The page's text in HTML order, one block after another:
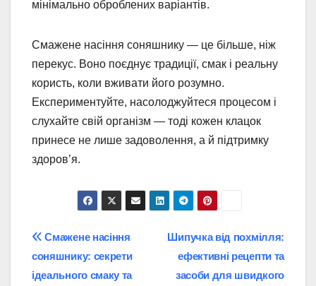
мінімально оброблених варіантів.
Смажене насіння соняшнику — це більше, ніж
перекус. Воно поєднує традиції, смак і реальну
користь, коли вживати його розумно.
Експериментуйте, насолоджуйтеся процесом і
слухайте свій організм — тоді кожен клацок
принесе не лише задоволення, а й підтримку
здоров’я.
Post
navigation
Шипучка від похмілля:
ефективні рецепти та
засоби для швидкого
Смажене насіння
соняшнику: секрети
ідеального смаку та